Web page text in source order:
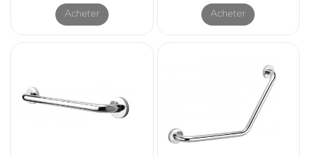
Acheter Acheter